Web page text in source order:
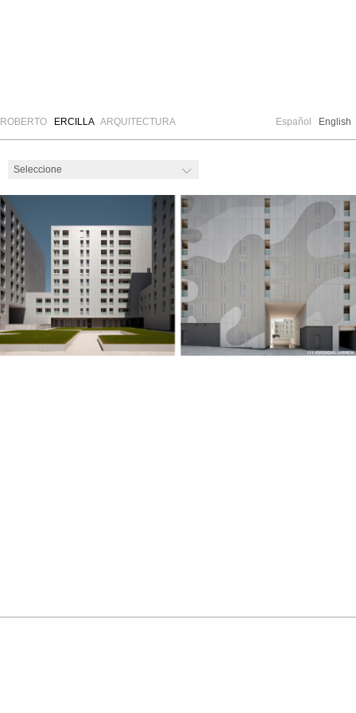
ROBERTO ERCILLAARQUITECTURA Español English